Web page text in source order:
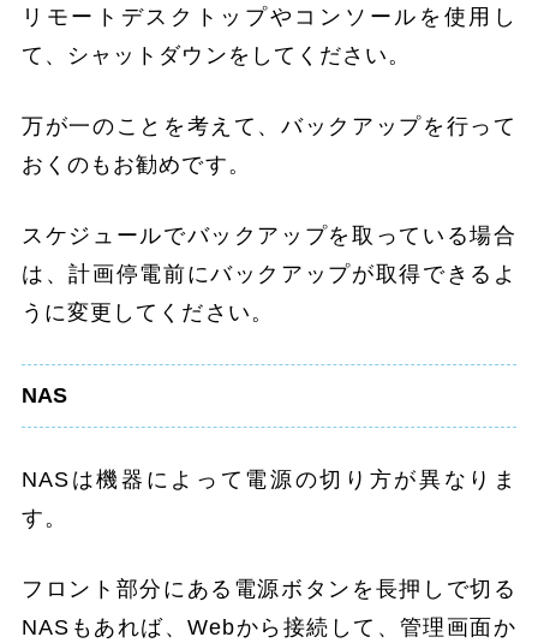
リモートデスクトップやコンソールを使用し
て、シャットダウンをしてください。
万が一のことを考えて、バックアップを行って
おくのもお勧めです。
スケジュールでバックアップを取っている場合
は、計画停電前にバックアップが取得できるよ
うに変更してください。
NAS
NASは機器によって電源の切り方が異なりま
す。
フロント部分にある電源ボタンを長押しで切る
NASもあれば、Webから接続して、管理画面か